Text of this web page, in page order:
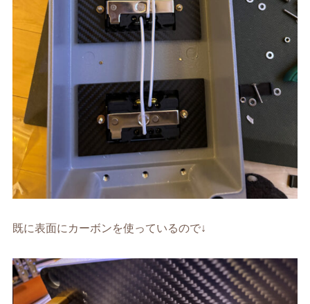
既に表面にカーボンを使っているので↓